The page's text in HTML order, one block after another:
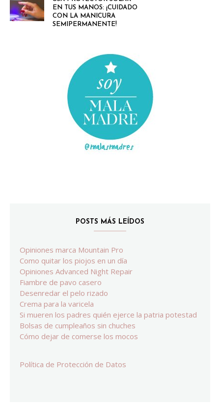
EN TUS MANOS: ¡CUIDADO
CON LA MANICURA
SEMIPERMANENTE!
POSTS MÁS LEÍDOS
Opiniones marca Mountain Pro
Como quitar los piojos en un día
Opiniones Advanced Night Repair
Fiambre de pavo casero
Desenredar el pelo rizado
Crema para la varicela
Si mueren los padres quién ejerce la patria potestad
Bolsas de cumpleaños sin chuches
Cómo dejar de comerse los mocos
Política de Protección de Datos